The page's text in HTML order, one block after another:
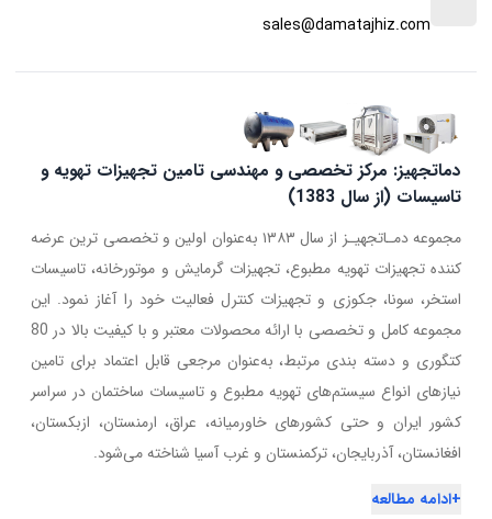
sales@damatajhiz.com
دماتجهیز: مرکز تخصصی و مهندسی تامین تجهیزات تهویه و
تاسیسات (از سال 1383)
مجموعه دمـاتجهیـز از سال ۱۳۸۳ به‌عنوان اولین و تخصصی ترین عرضه
کننده تجهیزات تهویه مطبوع، تجهیزات گرمایش و موتورخانه، تاسیسات
استخر، سونا، جکوزی و تجهیزات کنترل فعالیت خود را آغاز نمود. این
مجموعه کامل و تخصصی با ارائه محصولات معتبر و با کیفیت بالا در 80
کتگوری و دسته بندی مرتبط، به‌عنوان مرجعی قابل اعتماد برای تامین
نیازهای انواع سیستم‌های تهویه مطبوع و تاسیسات ساختمان در سراسر
کشور ایران و حتی کشورهای خاورمیانه، عراق، ارمنستان، ازبکستان،
افغانستان، آذربایجان، ترکمنستان و غرب آسیا شناخته می‌شود.
+ادامه مطالعه